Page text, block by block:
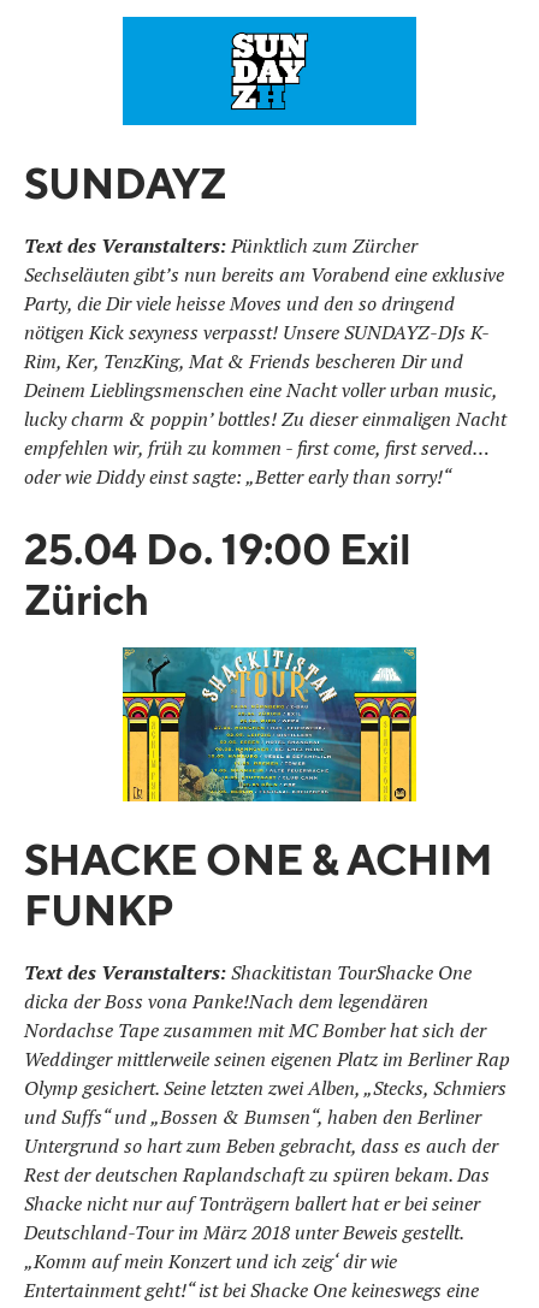
SUNDAYZ
Text des Veranstalters:Pünktlich zum Zürcher
Sechseläuten gibt’s nun bereits am Vorabend eine exklusive
Party, die Dir viele heisse Moves und den so dringend
nötigen Kick sexyness verpasst! Unsere SUNDAYZ-DJs K-
Rim, Ker, TenzKing, Mat & Friends bescheren Dir und
Deinem Lieblingsmenschen eine Nacht voller urban music,
lucky charm & poppin’ bottles! Zu dieser einmaligen Nacht
empfehlen wir, früh zu kommen - first come, first served…
oder wie Diddy einst sagte: „Better early than sorry!“
25.04 Do. 19:00 Exil
Zürich
SHACKE ONE & ACHIM
FUNKP
Text des Veranstalters:Shackitistan TourShacke One
dicka der Boss vona Panke!Nach dem legendären
Nordachse Tape zusammen mit MC Bomber hat sich der
Weddinger mittlerweile seinen eigenen Platz im Berliner Rap
Olymp gesichert. Seine letzten zwei Alben, „Stecks, Schmiers
und Suffs“ und „Bossen & Bumsen“, haben den Berliner
Untergrund so hart zum Beben gebracht, dass es auch der
Rest der deutschen Raplandschaft zu spüren bekam. Das
Shacke nicht nur auf Tonträgern ballert hat er bei seiner
Deutschland-Tour im März 2018 unter Beweis gestellt.
„Komm auf mein Konzert und ich zeig‘ dir wie
Entertainment geht!“ ist bei Shacke One keineswegs eine